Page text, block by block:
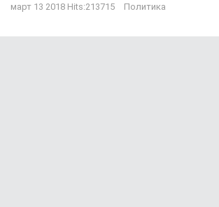
март 13 2018 Hits:213715 Политика